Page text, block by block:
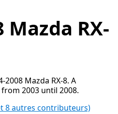
Mazda RX-
Mazda RX-8. A
2003 until 2008.
8 autres contributeurs)